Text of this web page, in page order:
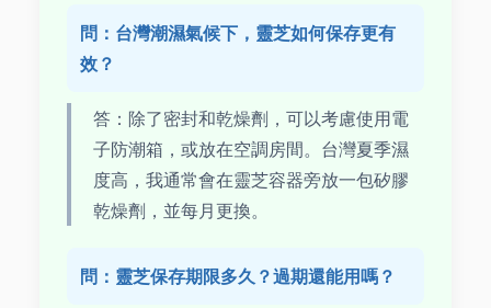
問：台灣潮濕氣候下，靈芝如何保存更有
效？
答：除了密封和乾燥劑，可以考慮使用電
子防潮箱，或放在空調房間。台灣夏季濕
度高，我通常會在靈芝容器旁放一包矽膠
乾燥劑，並每月更換。
問：靈芝保存期限多久？過期還能用嗎？